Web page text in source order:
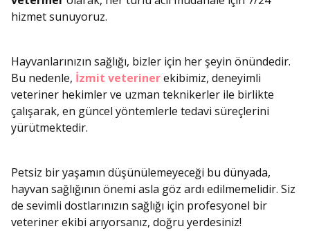
hizmet sunuyoruz.
Hayvanlarınızın sağlığı, bizler için her şeyin önündedir.
Bu nedenle, İzmit veterinerekibimiz, deneyimli
veteriner hekimler ve uzman teknikerler ile birlikte
çalışarak, en güncel yöntemlerle tedavi süreçlerini
yürütmektedir.
Petsiz bir yaşamın düşünülemeyeceği bu dünyada,
hayvan sağlığının önemi asla göz ardı edilmemelidir. Siz
de sevimli dostlarınızın sağlığı için profesyonel bir
veteriner ekibi arıyorsanız, doğru yerdesiniz!